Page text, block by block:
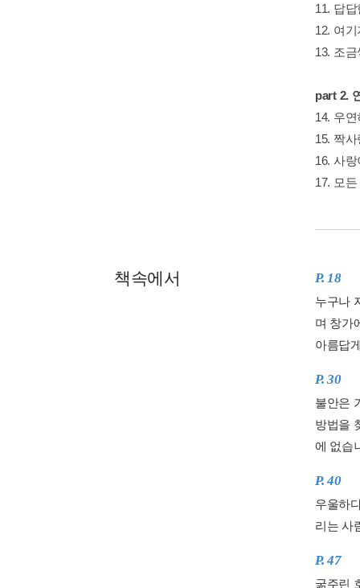
11. 답
12. 여
13. 조
part 2.
14. 우
15. 짝
16. 사
17. 모
책속에서 P. 18
누구나
며 창가
아름답
P. 30
불안은
방법을
에 없습
P. 40
우울하
리는 사
P. 47
굶주린